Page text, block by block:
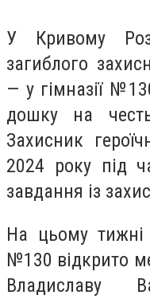
У Кривому
загиблого
— у гімназії
дошку на
Захисник
2024 року під
завдання із
На цьому тижні
№130 відкрито
Владиславу